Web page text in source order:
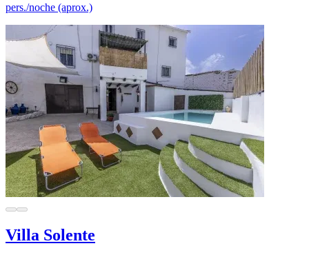
pers./noche (aprox.)
Villa Solente